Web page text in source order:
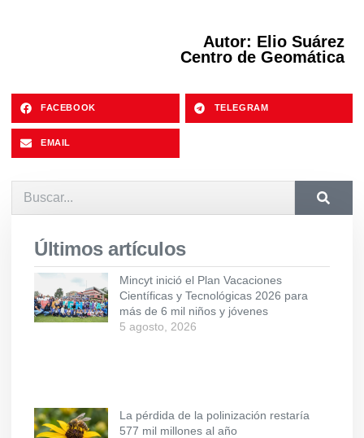
Autor: Elio Suárez
Centro de Geomática
FACEBOOK TELEGRAM
EMAIL
Últimos artículos
Mincyt inició el Plan Vacaciones
Científicas y Tecnológicas 2026 para
más de 6 mil niños y jóvenes
5 agosto, 2026
La pérdida de la polinización restaría
577 mil millones al año